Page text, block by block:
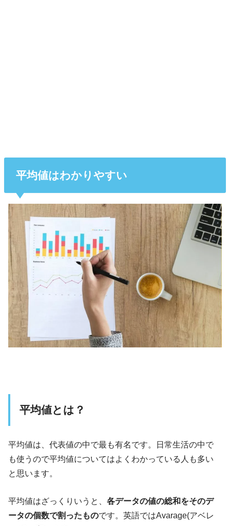
平均値はわかりやすい
平均値とは？
平均値は、代表値の中で最も有名です。日常生活の中で
も使うので平均値についてはよくわかっている人も多い
と思います。
平均値はざっくりいうと、各データの値の総和をそのデ
ータの個数で割ったものです。英語ではAvarage(アベレ